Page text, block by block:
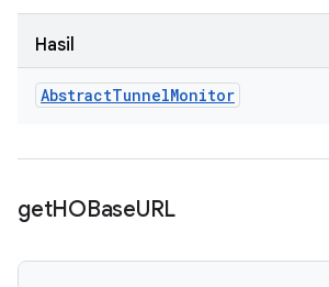
Hasil
AbstractTunnelMonitor
getHOBaseURL